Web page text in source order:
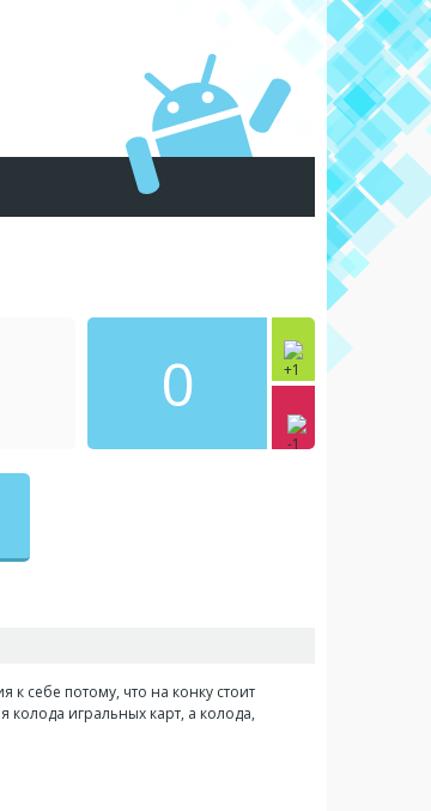
0
себе потому, что на конку стоит
игральных карт, а колода,